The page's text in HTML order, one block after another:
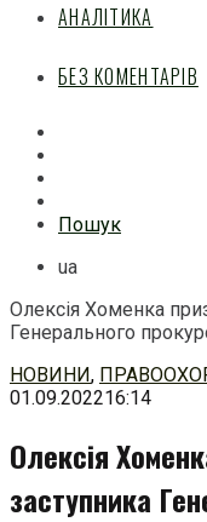
АНАЛІТИКА
БЕЗ КОМЕНТАРІВ
Пошук
ua
Олексія Хоменка
Генерального
Перейти
до
НОВИНИ,
01.09.202216:14
Олексія
заступника